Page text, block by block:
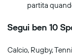
partita
Segui ben 10
Calcio, Rugby,